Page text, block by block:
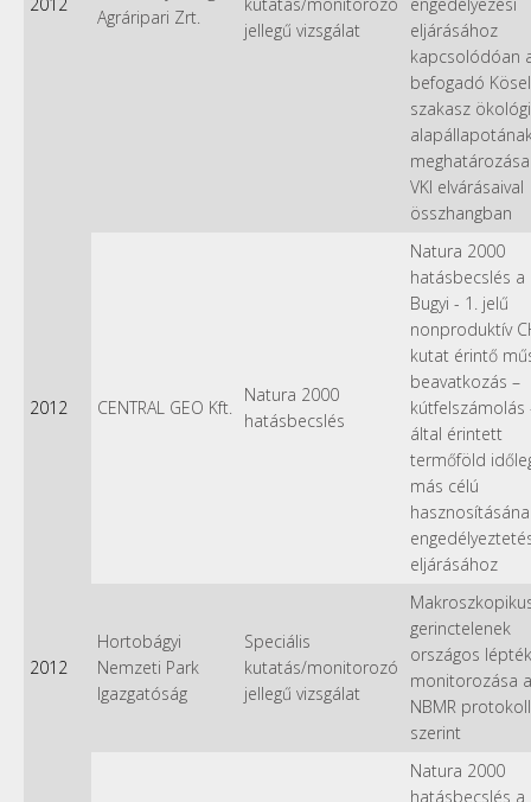
Agráripari Zrt.
jellegű vizsgálat
eljárásához
kapcsolódóan
befogadó
szakasz
VKI elvárásaival
összhangban
2012 CENTRAL GEO Kft.
Natura 2000
hatásbecslés
Natura 2000
hatásbecslés a
Bugyi - 1. jelű
nonproduktív
kutat érintő
beavatkozás –
kútfelszámolás
által érintett
termőföld
más célú
eljárásához
2012
Hortobágyi
Nemzeti Park
Igazgatóság
Speciális
kutatás/monitorozó
jellegű vizsgálat
gerinctelenek
országos
monitorozása
NBMR protokoll
szerint
Natura 2000
hatásbecslés a